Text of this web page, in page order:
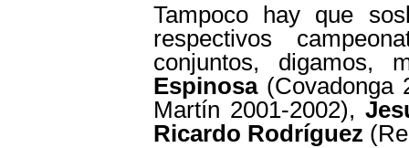
Tampoco hay que
respectivos
conjuntos, digamos,
Espinosa(Covadonga
Martín 2001-2002),
Ricardo Rodríguez